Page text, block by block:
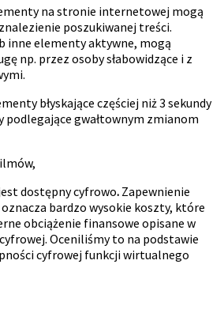
na stronie internetowej mogą
poszukiwanej treści.
inne elementy aktywne, mogą
np. przez osoby słabowidzące i z
błyskające częściej niż 3 sekundy
podlegające gwałtownym zmianom
dostępny cyfrowo. Zapewnienie
bardzo wysokie koszty, które
obciążenie finansowe opisane w
Oceniliśmy to na podstawie
cyfrowej funkcji wirtualnego